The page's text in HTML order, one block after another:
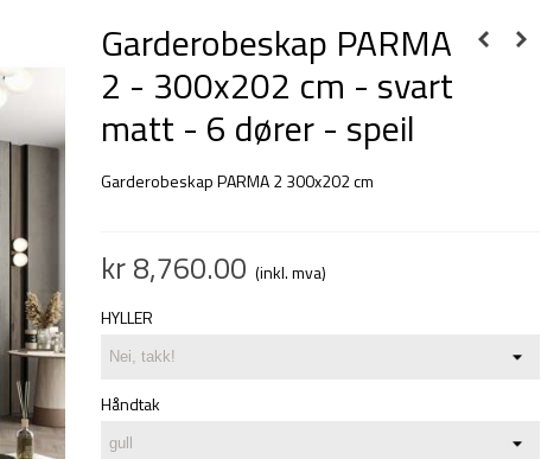
Garderobeskap PARMA
2 - 300x202 cm - svart
matt - 6 dører - speil
Garderobeskap PARMA 2 300x202 cm
kr 8,760.00 (inkl. mva)
HYLLER
Håndtak